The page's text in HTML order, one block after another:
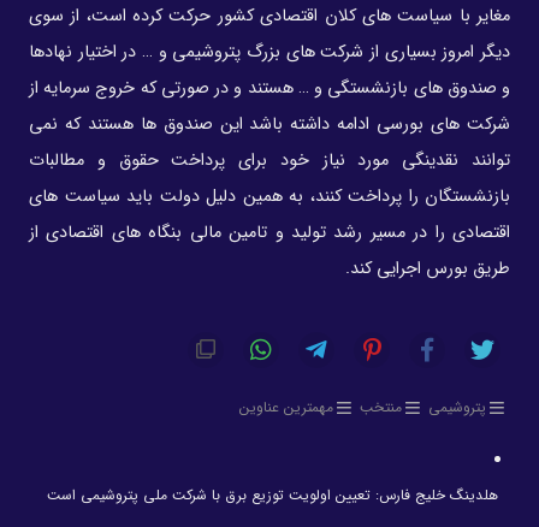
مغایر با سیاست های کلان اقتصادی کشور حرکت کرده است، از سوی
دیگر امروز بسیاری از شرکت های بزرگ پتروشیمی و … در اختیار نهادها
و صندوق های بازنشستگی و … هستند و در صورتی که خروج سرمایه از
شرکت های بورسی ادامه داشته باشد این صندوق ها هستند که نمی
توانند نقدینگی مورد نیاز خود برای پرداخت حقوق و مطالبات
بازنشستگان را پرداخت کنند، به همین دلیل دولت باید سیاست های
اقتصادی را در مسیر رشد تولید و تامین مالی بنگاه های اقتصادی از
طریق بورس اجرایی کند.
پتروشیمی منتخب مهمترین عناوین
هلدینگ خلیج فارس: تعیین اولویت توزیع برق با شرکت ملی پتروشیمی است